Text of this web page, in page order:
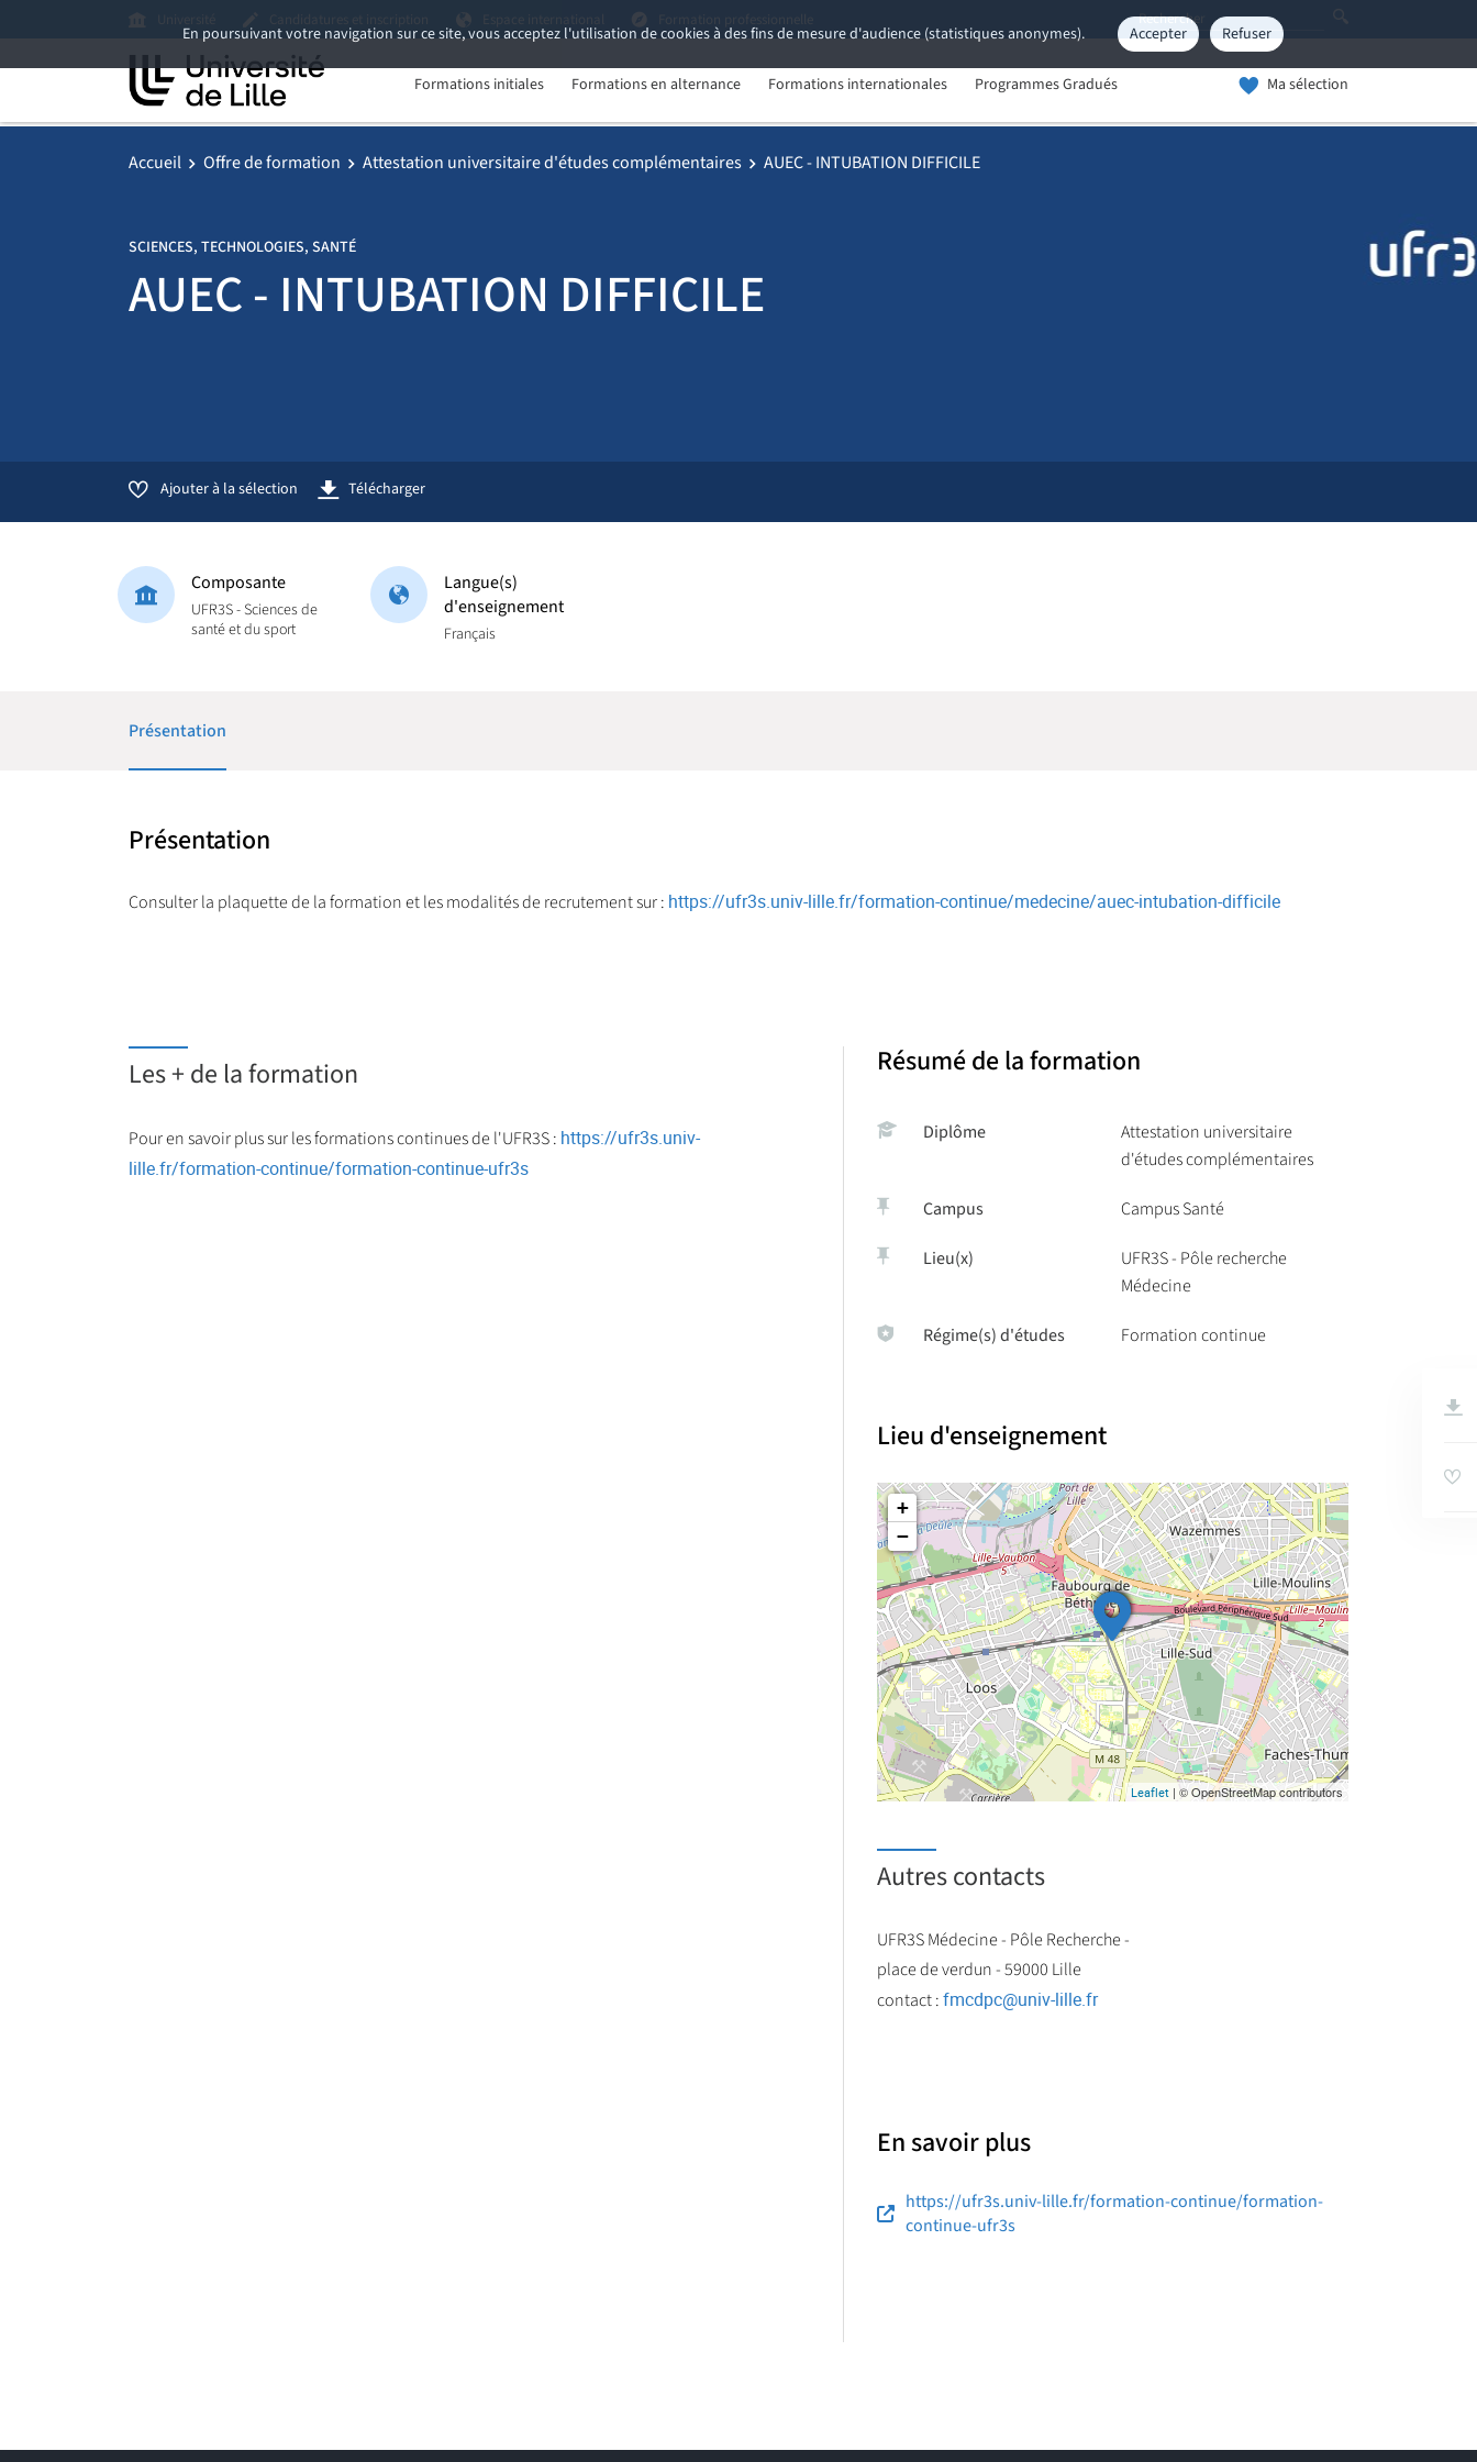
En poursuivant votre navigation sur ce site, vous acceptez l'utilisation de cookies à des fins de mesure d'audience (statistiques anonymes). Accepter Refuser
Formations initiales Formations en alternance Formations internationales Programmes Gradués Ma sélection
Accueil Offre de formation Attestation universitaire d'études complémentaires AUEC - INTUBATION DIFFICILE
SCIENCES, TECHNOLOGIES, SANTÉ
AUEC - INTUBATION DIFFICILE
Ajouter à la sélection Télécharger
Composante
UFR3S - Sciences de
santé et du sport
Langue(s)
d'enseignement
Français
Présentation
Présentation
Consulter la plaquette de la formation et les modalités de recrutement sur : https://ufr3s.univ-lille.fr/formation-continue/medecine/auec-intubation-difficile
Les + de la formation
Pour en savoir plus sur les formations continues de l'UFR3S : https://ufr3s.univ-
lille.fr/formation-continue/formation-continue-ufr3s
Résumé de la formation
Diplôme
Attestation universitaire
d'études complémentaires
Campus Campus Santé
Lieu(x)
UFR3S - Pôle recherche
Médecine
Régime(s) d'études Formation continue
Lieu d'enseignement
+
−
Leaflet | © OpenStreetMap contributors
Autres contacts
UFR3S Médecine - Pôle Recherche -
place de verdun - 59000 Lille
contact :fmcdpc@univ-lille.fr
En savoir plus
https://ufr3s.univ-lille.fr/formation-continue/formation-
continue-ufr3s